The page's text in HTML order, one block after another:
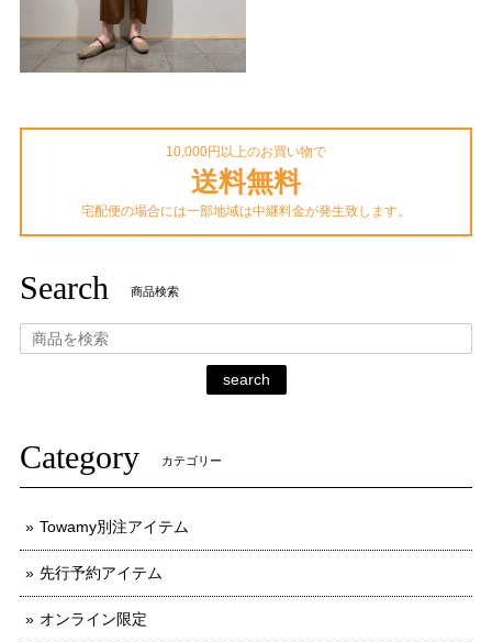
10,000円以上のお買い物で
送料無料
宅配便の場合には一部地域は中継料金が発生致します。
Search 商品検索
search
Category カテゴリー
Towamy別注アイテム
先行予約アイテム
オンライン限定